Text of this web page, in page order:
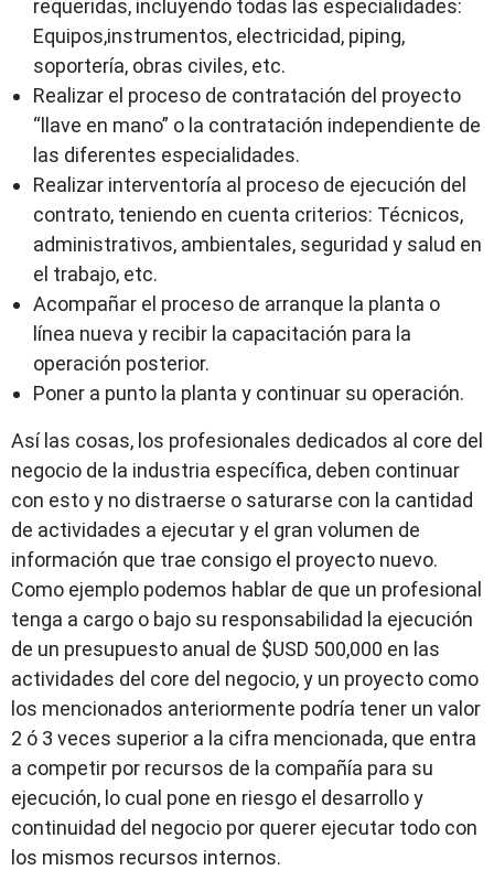
requeridas, incluyendo todas las especialidades:
Equipos,instrumentos, electricidad, piping,
soportería, obras civiles, etc.
Realizar el proceso de contratación del proyecto
“llave en mano” o la contratación independiente de
las diferentes especialidades.
Realizar interventoría al proceso de ejecución del
contrato, teniendo en cuenta criterios: Técnicos,
administrativos, ambientales, seguridad y salud en
el trabajo, etc.
Acompañar el proceso de arranque la planta o
línea nueva y recibir la capacitación para la
operación posterior.
Poner a punto la planta y continuar su operación.
Así las cosas, los profesionales dedicados al core del
negocio de la industria específica, deben continuar
con esto y no distraerse o saturarse con la cantidad
de actividades a ejecutar y el gran volumen de
información que trae consigo el proyecto nuevo.
Como ejemplo podemos hablar de que un profesional
tenga a cargo o bajo su responsabilidad la ejecución
de un presupuesto anual de $USD 500,000 en las
actividades del core del negocio, y un proyecto como
los mencionados anteriormente podría tener un valor
2 ó 3 veces superior a la cifra mencionada, que entra
a competir por recursos de la compañía para su
ejecución, lo cual pone en riesgo el desarrollo y
continuidad del negocio por querer ejecutar todo con
los mismos recursos internos.